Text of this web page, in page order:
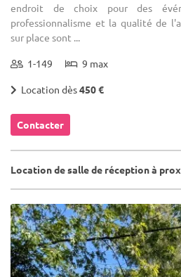
endroit de choix pour des
professionnalisme et la qualité de
sur place sont ...
1-149 9 max
Location dès450 €
Contacter
Location de salle de réception à